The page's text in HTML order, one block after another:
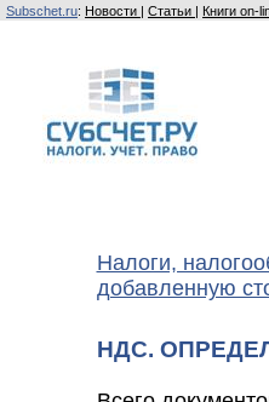
Subschet.ru: Новости | Статьи | Книги on-
Налоги,
добавленную
НДС.